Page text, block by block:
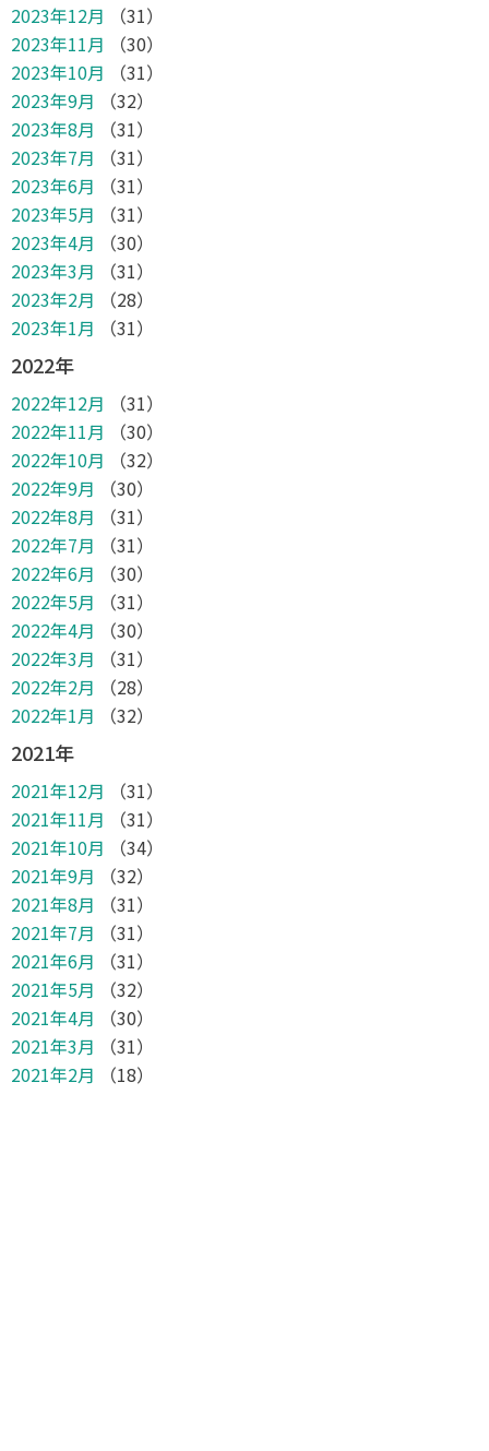
2023年12月
（31）
2023年11月
（30）
2023年10月
（31）
2023年9月
（32）
2023年8月
（31）
2023年7月
（31）
2023年6月
（31）
2023年5月
（31）
2023年4月
（30）
2023年3月
（31）
2023年2月
（28）
2023年1月
（31）
2022年
2022年12月
（31）
2022年11月
（30）
2022年10月
（32）
2022年9月
（30）
2022年8月
（31）
2022年7月
（31）
2022年6月
（30）
2022年5月
（31）
2022年4月
（30）
2022年3月
（31）
2022年2月
（28）
2022年1月
（32）
2021年
2021年12月
（31）
2021年11月
（31）
2021年10月
（34）
2021年9月
（32）
2021年8月
（31）
2021年7月
（31）
2021年6月
（31）
2021年5月
（32）
2021年4月
（30）
2021年3月
（31）
2021年2月
（18）